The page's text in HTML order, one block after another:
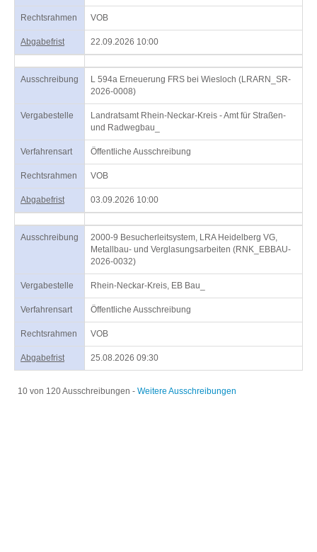
Rechtsrahmen VOB
Abgabefrist 22.09.2026 10:00
Ausschreibung
L 594a Erneuerung FRS bei Wiesloch (LRARN_SR-
2026-0008)
Vergabestelle
Landratsamt Rhein-Neckar-Kreis - Amt für Straßen-
und Radwegbau_
Verfahrensart Öffentliche Ausschreibung
Rechtsrahmen VOB
Abgabefrist 03.09.2026 10:00
Ausschreibung
2000-9 Besucherleitsystem, LRA Heidelberg VG,
Metallbau- und Verglasungsarbeiten (RNK_EBBAU-
2026-0032)
Vergabestelle Rhein-Neckar-Kreis, EB Bau_
Verfahrensart Öffentliche Ausschreibung
Rechtsrahmen VOB
Abgabefrist 25.08.2026 09:30
10 von 120 Ausschreibungen - Weitere Ausschreibungen